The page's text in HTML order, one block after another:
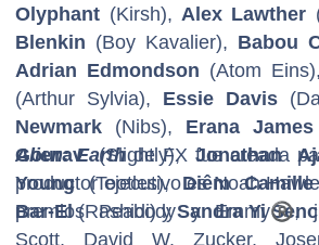
Olyphant (Kirsh), Alex Lawther
Blenkin (Boy Kavalier), Babou
Adrian Edmondson (Atom Eins),
(Arthur Sylvia), Essie Davis
Newmark (Nibs), Erana James
Gourav(Slightly), Jonathan
Young(Tootles),Diêm Camille
Bar-El(Rashidi) ySandra Yi
Alien: Earthde FX fue creada
productor ejecutivo es Noah
premios Peabody y Emmy®,
Scott, David W. Zucker,